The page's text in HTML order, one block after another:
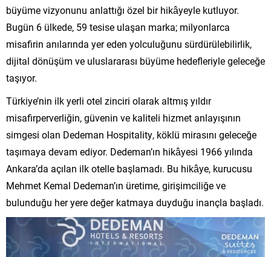
büyüme vizyonunu anlattığı özel bir hikâyeyle kutluyor.
Bugün 6 ülkede, 59 tesise ulaşan marka; milyonlarca
misafirin anılarında yer eden yolculuğunu sürdürülebilirlik,
dijital dönüşüm ve uluslararası büyüme hedefleriyle geleceğe
taşıyor.
Türkiye’nin ilk yerli otel zinciri olarak altmış yıldır
misafirperverliğin, güvenin ve kaliteli hizmet anlayışının
simgesi olan Dedeman Hospitality, köklü mirasını geleceğe
taşımaya devam ediyor. Dedeman’ın hikâyesi 1966 yılında
Ankara’da açılan ilk otelle başlamadı. Bu hikâye, kurucusu
Mehmet Kemal Dedeman’ın üretime, girişimciliğe ve
bulunduğu her yere değer katmaya duyduğu inançla başladı.